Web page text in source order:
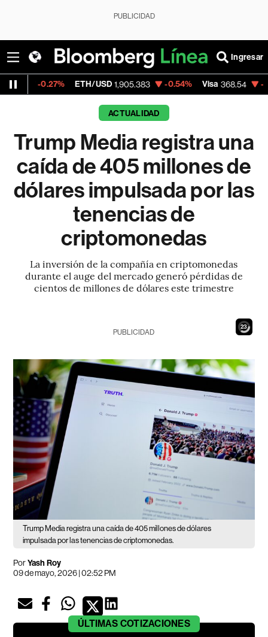
PUBLICIDAD
Ingresar
ETH/USD 1,905.383 -0.54% Visa 368.54 -0.28%
ACTUALIDAD
Trump Media registra una
caída de 405 millones de
dólares impulsada por las
tenencias de
criptomonedas
La inversión de la compañía en criptomonedas
durante el auge del mercado generó pérdidas de
cientos de millones de dólares este trimestre
22
PUBLICIDAD
Trump Media registra una caída de 405 millones de dólares
impulsada por las tenencias de criptomonedas.
PorYash Roy
09 de mayo, 2026 | 02:52 PM
ÚLTIMAS COTIZACIONES